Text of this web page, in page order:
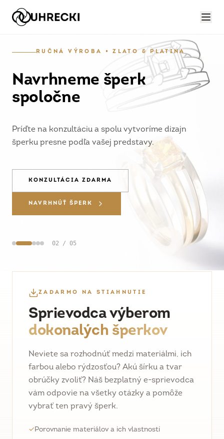
RUČNÁ VÝROBA • ZLATO & PLATINA
Navrhneme šperk
spoločne
Príďte na konzultáciu a spolu vytvoríme dizajn
šperku presne podľa vašej predstavy.
KONZULTÁCIA ZDARMA
NAVRHNÚŤ ŠPERK
02 / 05
ZADARMO NA STIAHNUTIE
Sprievodca výberom
dokonalých šperkov
Neviete sa rozhodnúť medzi materiálmi, ich
farbou alebo rýdzosťou? Akú šírku a tvar
obrúčky zvoliť? Náš bezplatný e-sprievodca
vám odpovie na všetky otázky a pomôže
vybrať ten pravý šperk.
✓Porovnanie materiálov a ich vlastností